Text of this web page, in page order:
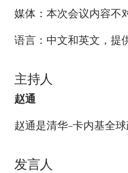
媒体：本次会议内容不
语言：中文和英文，提
主持人​
赵通
赵通是清华–卡内基全球
发言人